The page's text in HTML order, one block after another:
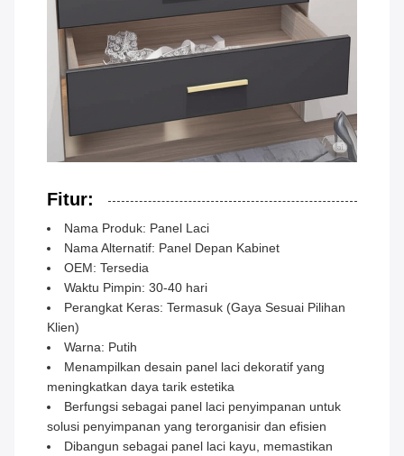
Fitur:
Nama Produk: Panel Laci
Nama Alternatif: Panel Depan Kabinet
OEM: Tersedia
Waktu Pimpin: 30-40 hari
Perangkat Keras: Termasuk (Gaya Sesuai Pilihan
Klien)
Warna: Putih
Menampilkan desain panel laci dekoratif yang
meningkatkan daya tarik estetika
Berfungsi sebagai panel laci penyimpanan untuk
solusi penyimpanan yang terorganisir dan efisien
Dibangun sebagai panel laci kayu, memastikan